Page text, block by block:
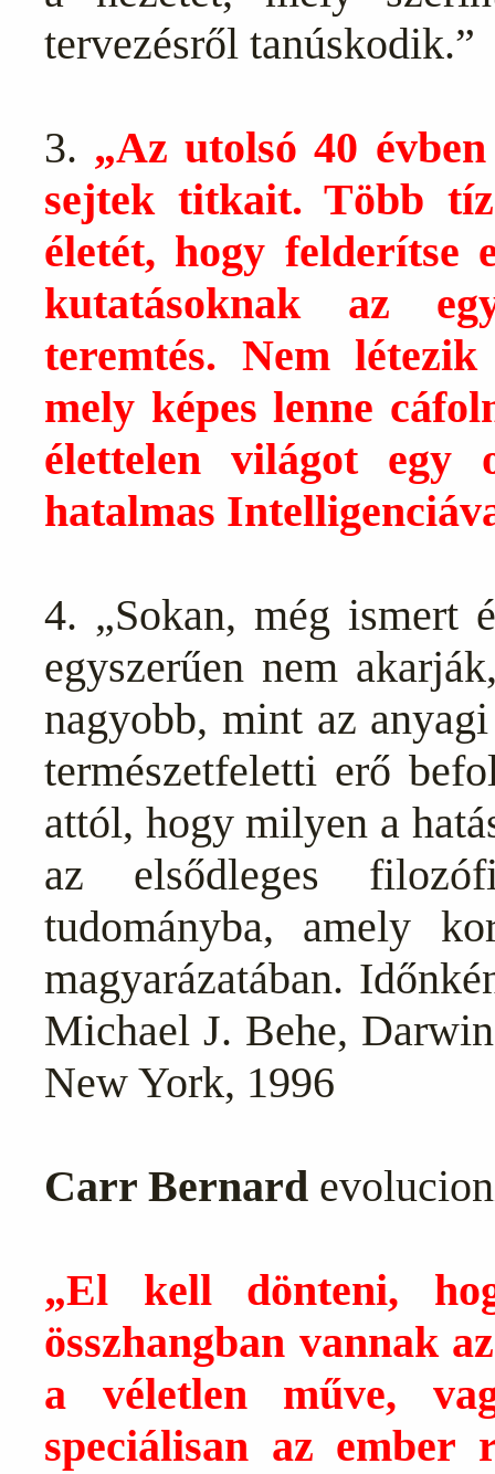
tervezésről tanúskodik.”
3. „Az utolsó 40
sejtek titkait. Több
életét, hogy felderítse
kutatásoknak az
teremtés. Nem
mely képes lenne
élettelen világot egy
hatalmas
4. „Sokan, még ismert
egyszerűen nem
nagyobb, mint az
természetfeletti erő
attól, hogy milyen a
az elsődleges
tudományba, amely
magyarázatában.
Michael J. Behe,
New York, 1996
Carr Bernard
„El kell dönteni,
összhangban vannak
a véletlen műve,
speciálisan az ember